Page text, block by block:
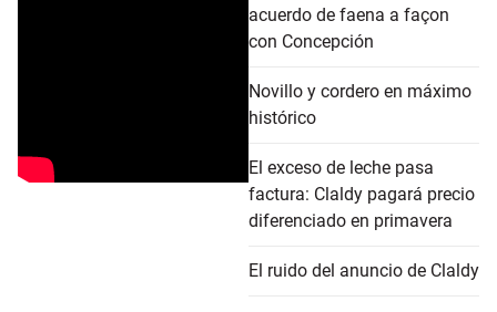
acuerdo de faena a façon
con Concepción
Novillo y cordero en máximo
histórico
El exceso de leche pasa
factura: Claldy pagará precio
diferenciado en primavera
El ruido del anuncio de Claldy